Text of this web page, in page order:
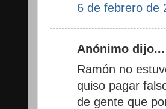
6 de febrero de
Anónimo dijo...
Ramón no
quiso pagar
de gente que